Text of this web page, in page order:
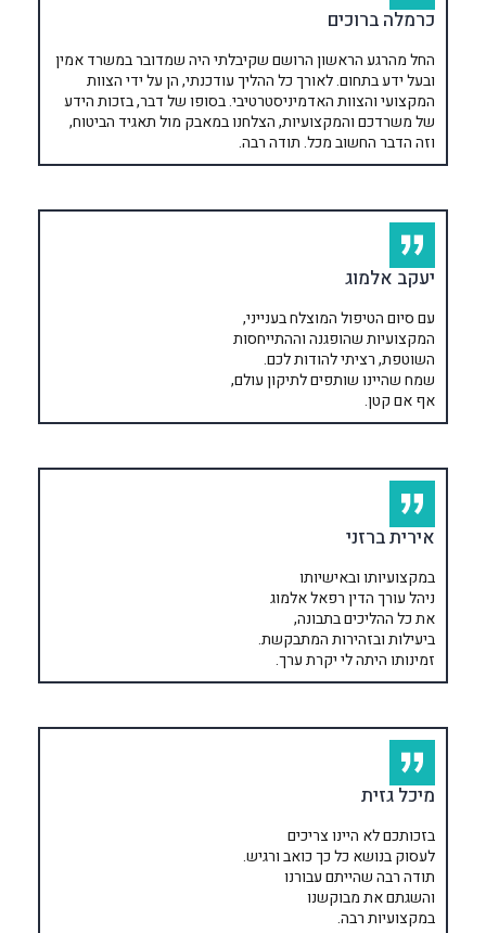
כרמלה ברוכים
החל מהרגע הראשון הרושם שקיבלתי היה שמדובר במשרד אמין
ובעל ידע בתחום. לאורך כל ההליך עודכנתי, הן על ידי הצוות
המקצועי והצוות האדמיניסטרטיבי. בסופו של דבר, בזכות הידע
של משרדכם והמקצועיות, הצלחנו במאבק מול תאגיד הביטוח,
וזה הדבר החשוב מכל. תודה רבה.
יעקב אלמוג
עם סיום הטיפול המוצלח בענייני,
המקצועיות שהופגנה וההתייחסות
השוטפת, רציתי להודות לכם.
שמח שהיינו שותפים לתיקון עולם,
אף אם קטן.
אירית ברזני
במקצועיותו ובאישיותו
ניהל עורך הדין רפאל אלמוג
את כל ההליכים בתבונה,
ביעילות ובזהירות המתבקשת.
זמינותו היתה לי יקרת ערך.
מיכל גזית
בזכותכם לא היינו צריכים
לעסוק בנושא כל כך כואב ורגיש.
תודה רבה שהייתם עבורנו
והשגתם את מבוקשנו
במקצועיות רבה.